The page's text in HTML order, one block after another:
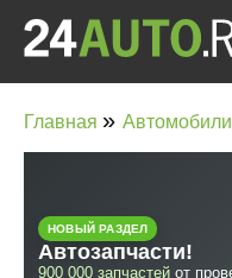
Главная » Автомобили